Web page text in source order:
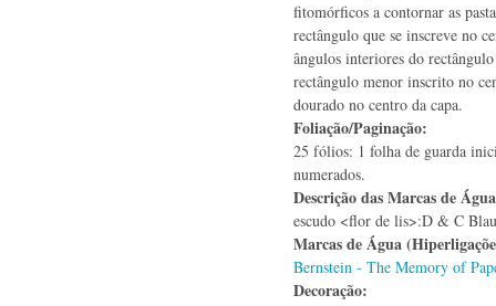
fitomórficos a contornar as
rectângulo que se inscreve no
ângulos interiores do
rectângulo menor inscrito no
dourado no centro da capa.
Foliação/Paginação:
25 fólios: 1 folha de guarda
numerados.
Descrição das Marcas de
escudo <flor de lis>:D & C
Marcas de Água
Bernstein - The Memory of
Decoração: